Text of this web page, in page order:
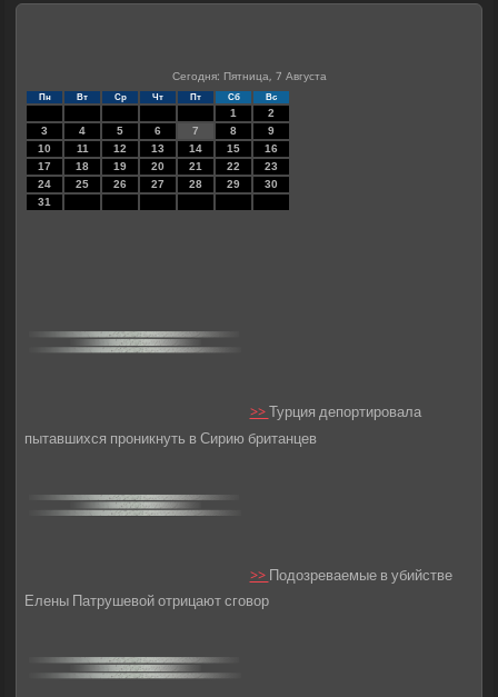
Сегодня: Пятница, 7 Августа
Пн Вт Ср Чт Пт Сб Вс
1
2
3
4 5 6 7 8
9
10
11 12 13 14 15
16
17
18 19 20 21 22
23
24
25 26 27 28 29
30
31
>>Турция депортировала
пытавшихся проникнуть в Сирию британцев
>>Подозреваемые в убийстве
Елены Патрушевой отрицают сговор